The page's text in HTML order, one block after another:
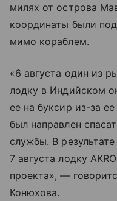
милях от острова
координаты были
мимо кораблем.
«6 августа один из
лодку в Индийском
ее на буксир из-за
был направлен
службы. В
7 августа лодку
проекта», —
Конюхова.